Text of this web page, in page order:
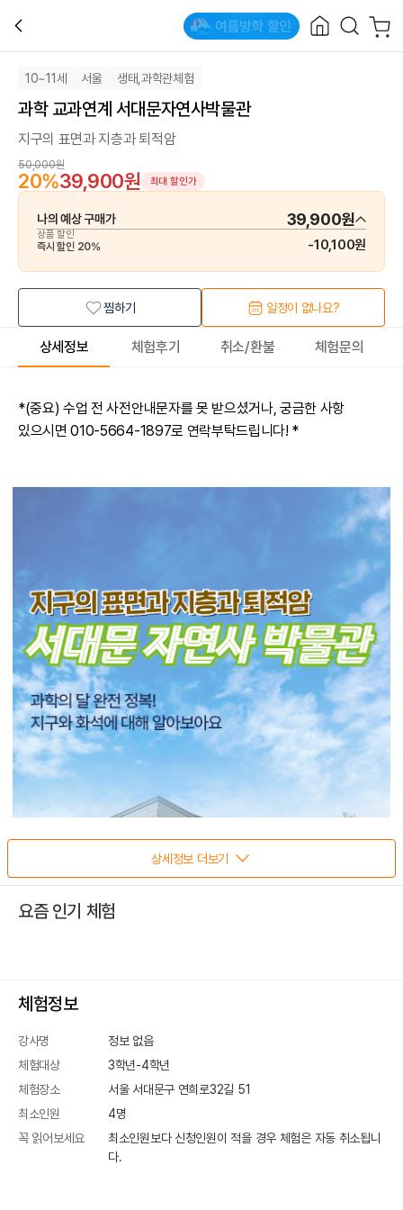
10~11세 서울 생태,과학관체험
과학 교과연계 서대문자연사박물관
지구의 표면과 지층과 퇴적암
50,000원
20%39,900원 최대 할인가
나의 예상 구매가 39,900원
상품 할인
즉시 할인 20% -10,100원
찜하기 일정이 없나요?
상세정보 체험후기 취소/환불 체험문의
*(중요) 수업 전 사전안내문자를 못 받으셨거나, 궁금한 사항
있으시면 010-5664-1897로 연락부탁드립니다! *
상세정보 더보기
요즘 인기 체험
체험정보
강사명
정보 없음
체험대상
3학년-4학년
체험장소
서울 서대문구 연희로32길 51
최소인원
4명
꼭 읽어보세요
최소인원보다 신청인원이 적을 경우 체험은 자동 취소됩니
다.